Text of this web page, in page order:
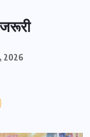
2026